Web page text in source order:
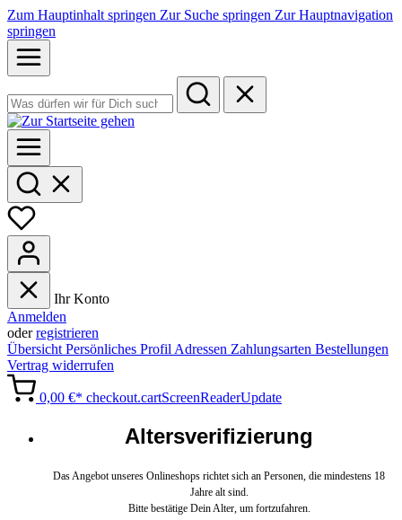
Zum Hauptinhalt springen Zur Suche springen Zur Hauptnavigation
springen
Ihr Konto
Anmelden
oderregistrieren
Übersicht Persönliches Profil Adressen Zahlungsarten Bestellungen
Vertrag widerrufen
0,00 €* checkout.cartScreenReaderUpdate
Altersverifizierung
Das Angebot unseres Onlineshops richtet sich an Personen, die mindestens 18
Jahre alt sind.
Bitte bestätige Dein Alter, um fortzufahren.